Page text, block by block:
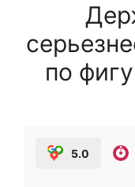
по
5.0